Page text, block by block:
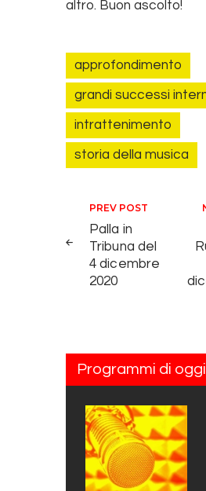
altro. Buon ascolto!
approfondimento
grandi successi
intrattenimento
storia della musica
Navigazione
PREV POST
Palla in
Tribuna del
4 dicembre
2020
Programmi di oggi